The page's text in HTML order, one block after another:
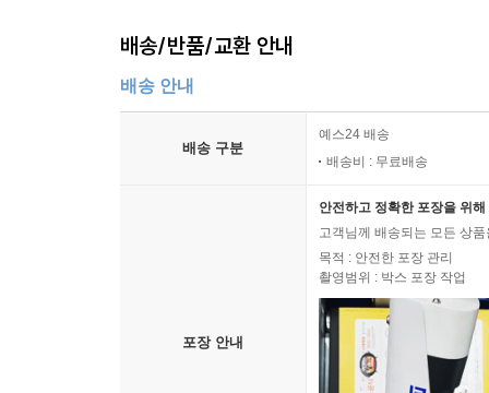
배송/반품/교환 안내
배송 안내
배송 구분
예스24 배송
배송비 : 무료배송
포장 안내
안전하고 정확한 포장을 위
고객님께 배송되는 모든 상
목적 : 안전한 포장 관리
촬영범위 : 박스 포장 작업